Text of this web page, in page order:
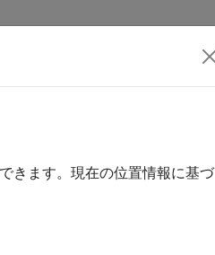
きます。現在の位置情報に基づ